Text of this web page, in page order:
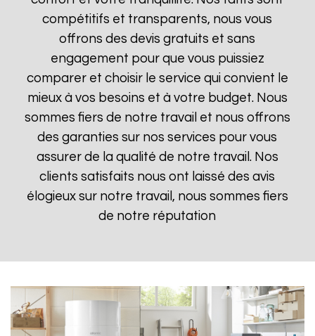
compétitifs et transparents, nous vous
offrons des devis gratuits et sans
engagement pour que vous puissiez
comparer et choisir le service qui convient le
mieux à vos besoins et à votre budget. Nous
sommes fiers de notre travail et nous offrons
des garanties sur nos services pour vous
assurer de la qualité de notre travail. Nos
clients satisfaits nous ont laissé des avis
élogieux sur notre travail, nous sommes fiers
de notre réputation